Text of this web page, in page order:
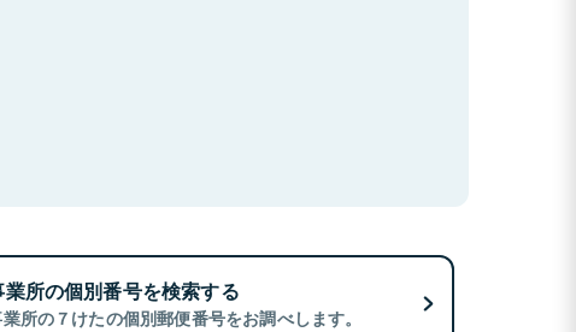
業所の個別番号を検索する
所の７けたの個別郵便番号をお調べします。